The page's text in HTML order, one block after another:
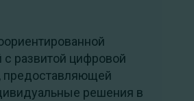
с развитой цифровой
предоставляющей
решения в